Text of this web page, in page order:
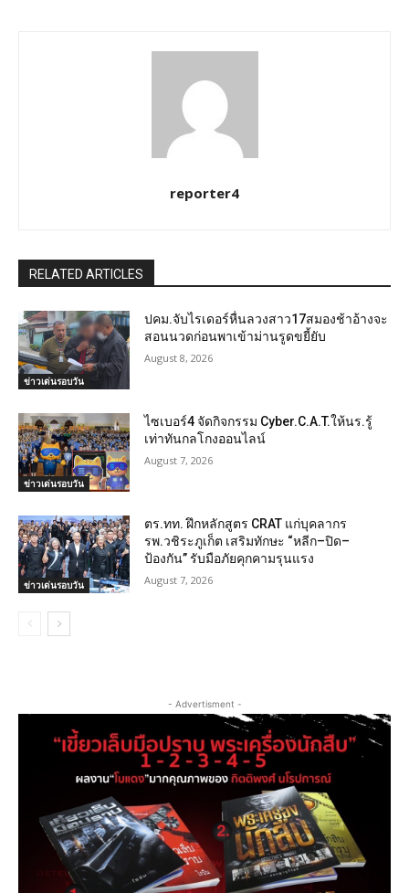
reporter4
RELATED ARTICLES
ข่าวเด่นรอบวัน
ปคม.จับไรเดอร์หื่นลวงสาว17สมองช้าอ้างจะ
สอนนวดก่อนพาเข้าม่านรูดขยี้ยับ
August 8, 2026
ข่าวเด่นรอบวัน
ไซเบอร์4 จัดกิจกรรม Cyber.C.A.T.ให้นร.รู้
เท่าทันกลโกงออนไลน์
August 7, 2026
ข่าวเด่นรอบวัน
ตร.ทท. ฝึกหลักสูตร CRAT แก่บุคลากร
รพ.วชิระภูเก็ต เสริมทักษะ “หลีก–ปิด–
ป้องกัน” รับมือภัยคุกคามรุนแรง
August 7, 2026
- Advertisment -